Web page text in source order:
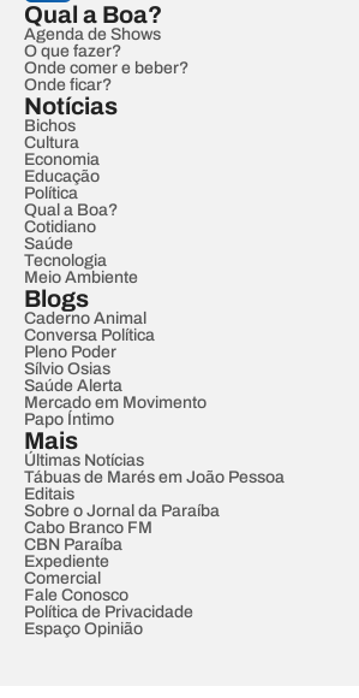
Qual a Boa?
Agenda de Shows
O que fazer?
Onde comer e beber?
Onde ficar?
Notícias
Bichos
Cultura
Economia
Educação
Política
Qual a Boa?
Cotidiano
Saúde
Tecnologia
Meio Ambiente
Blogs
Caderno Animal
Conversa Política
Pleno Poder
Sílvio Osias
Saúde Alerta
Mercado em Movimento
Papo Íntimo
Mais
Últimas Notícias
Tábuas de Marés em João Pessoa
Editais
Sobre o Jornal da Paraíba
Cabo Branco FM
CBN Paraíba
Expediente
Comercial
Fale Conosco
Política de Privacidade
Espaço Opinião